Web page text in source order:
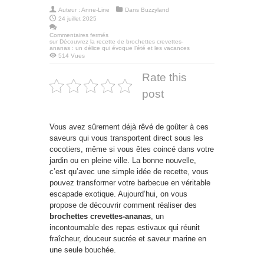
Auteur : Anne-Line Dans Buzzyland
24 juillet 2025
Commentaires fermés
sur Découvrez la recette de brochettes crevettes-
ananas : un délice qui évoque l’été et les vacances
514 Vues
Rate this
post
Vous avez sûrement déjà rêvé de goûter à ces
saveurs qui vous transportent direct sous les
cocotiers, même si vous êtes coincé dans votre
jardin ou en pleine ville. La bonne nouvelle,
c’est qu’avec une simple idée de recette, vous
pouvez transformer votre barbecue en véritable
escapade exotique. Aujourd’hui, on vous
propose de découvrir comment réaliser des
brochettes crevettes-ananas, un
incontournable des repas estivaux qui réunit
fraîcheur, douceur sucrée et saveur marine en
une seule bouchée.